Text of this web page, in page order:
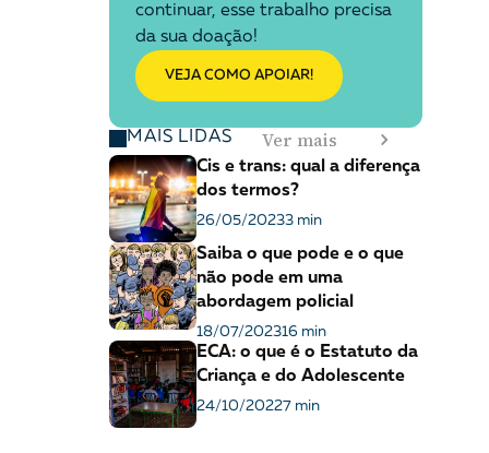
continuar, esse trabalho precisa
da sua doação!
VEJA COMO APOIAR!
MAIS LIDAS Ver mais
Cis e trans: qual a diferença
dos termos?
26/05/20233 min
Saiba o que pode e o que
não pode em uma
abordagem policial
18/07/202316 min
ECA: o que é o Estatuto da
Criança e do Adolescente
24/10/20227 min